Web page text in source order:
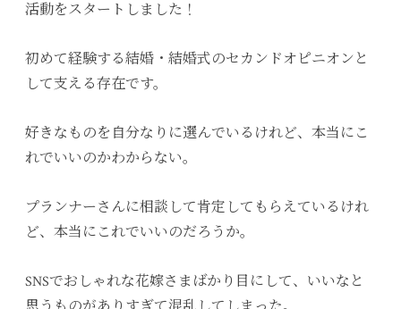
活動をスタートしました！
初めて経験する結婚・結婚式のセカンドオピニオンと
して支える存在です。
好きなものを自分なりに選んでいるけれど、本当にこ
れでいいのかわからない。
プランナーさんに相談して肯定してもらえているけれ
ど、本当にこれでいいのだろうか。
SNSでおしゃれな花嫁さまばかり目にして、いいなと